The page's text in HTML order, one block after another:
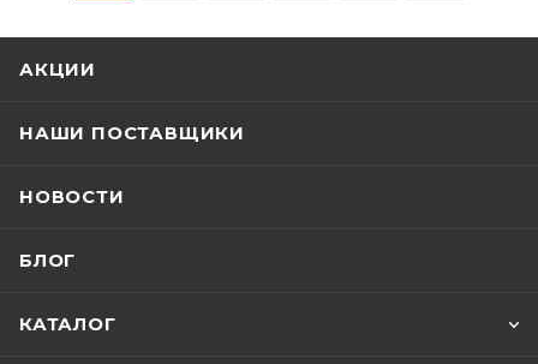
АКЦИИ
НАШИ ПОСТАВЩИКИ
НОВОСТИ
БЛОГ
КАТАЛОГ